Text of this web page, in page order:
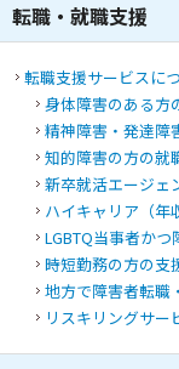
転職・就職支援
転職支援サービスに
身体障害のある方
精神障害・発達障
知的障害の方の就
新卒就活エージェ
ハイキャリア（年
LGBTQ当事者か
時短勤務の方の支
地方で障害者転職
リスキリングサー